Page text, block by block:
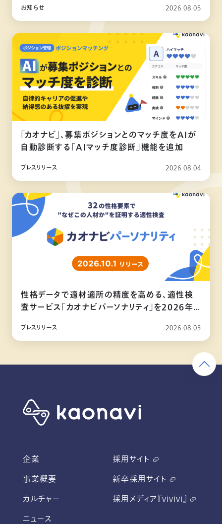
お知らせ 2026.08.05
「カオナビ」、募集ポジションとのマッチ度をAIが
自動診断する「AIマッチ度診断」機能を追加
プレスリリース 2026.08.04
性格データで適材適所の精度を高める、適性検
査サービス「カオナビパーソナリティ」を2026年
プレスリリース 2026.08.03
企業
事業概要
カルチャー
ニュース
採用サイト
新卒採用サイト
採用メディア『vivivi』